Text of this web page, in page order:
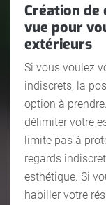
Création de
vue pour
extérieurs
Si vous voulez
indiscrets, la
option à
délimiter votre
limite pas à
regards
esthétique. Si
habiller votre